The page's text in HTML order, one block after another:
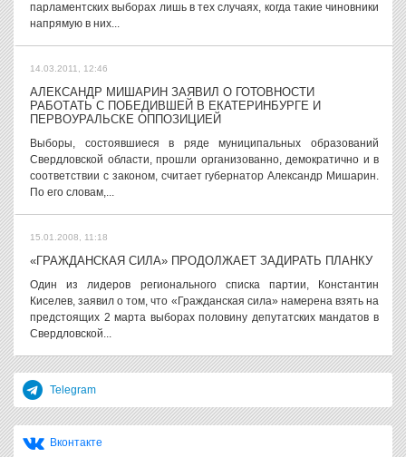
парламентских выборах лишь в тех случаях, когда такие чиновники
напрямую в них...
14.03.2011, 12:46
АЛЕКСАНДР МИШАРИН ЗАЯВИЛ О ГОТОВНОСТИ
РАБОТАТЬ С ПОБЕДИВШЕЙ В ЕКАТЕРИНБУРГЕ И
ПЕРВОУРАЛЬСКЕ ОППОЗИЦИЕЙ
Выборы, состоявшиеся в ряде муниципальных образований
Свердловской области, прошли организованно, демократично и в
соответствии с законом, считает губернатор Александр Мишарин.
По его словам,...
15.01.2008, 11:18
«ГРАЖДАНСКАЯ СИЛА» ПРОДОЛЖАЕТ ЗАДИРАТЬ ПЛАНКУ
Один из лидеров регионального списка партии, Константин
Киселев, заявил о том, что «Гражданская сила» намерена взять на
предстоящих 2 марта выборах половину депутатских мандатов в
Свердловской...
Telegram
Вконтакте